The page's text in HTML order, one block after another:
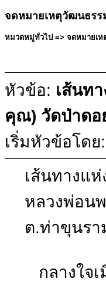
จดหมายเหตุวัฒนธรร
หมวดหมู่ทั่วไป => จดหมายเห
หัวข้อ: เส้นท
คุณ) วัดป่าดอ
เริ่มหัวข้อโดย:
เส้นทางแ
หลวงพ่อน
ต.ท่าขุนรา
กลางใจ